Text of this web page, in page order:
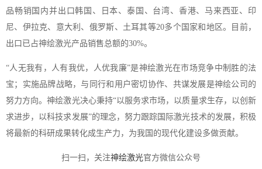
品畅销国内并出口韩国、日本、泰国、台湾、香港、马来西亚、印
尼、伊拉克、意大利、俄罗斯、土耳其等20多个国家和地区。目前，
出口已占神绘激光产品销售总额的30%。
“人无我有，人有我优，人优我廉”是神绘激光在市场竞争中制胜的法
宝；实施品牌战略，与同行和用户密切协作、共谋发展是神绘公司的
努力方向。神绘激光决心秉持“以服务求市场，以质量求生存，以创新
求进步，以科技求发展”的理念，努力跟踪国际激光技术的发展，积极
将最新的科研成果转化成生产力，为我国的现代化建设多做贡献。
扫一扫，关注神绘激光官方微信公众号